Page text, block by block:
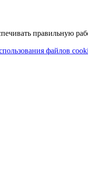
правильную
файлов